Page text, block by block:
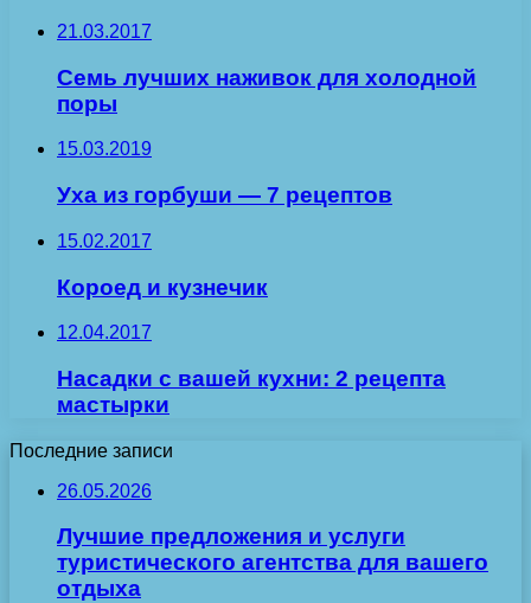
21.03.2017
Семь лучших наживок для холодной
поры
15.03.2019
Уха из горбуши — 7 рецептов
15.02.2017
Короед и кузнечик
12.04.2017
Насадки с вашей кухни: 2 рецепта
мастырки
Последние записи
26.05.2026
Лучшие предложения и услуги
туристического агентства для вашего
отдыха